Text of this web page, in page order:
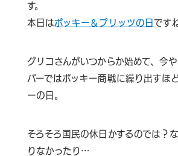
す。
本日はポッキー＆プリッツの日 です
グリコさんがいつからか始めて、今
パーではポッキー商戦に繰り出すほ
ーの日。
そろそろ国民の休日かするのでは？
りなかったり…